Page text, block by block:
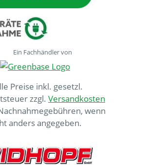
Ein Fachhändler von
Preise inkl. gesetzl.
zzgl. Versandkosten
wenn
anders angegeben.